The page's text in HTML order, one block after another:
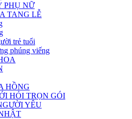
PHỤ NỮ
TANG LỄ
trẻ tuổi
phúng viếng
HỒNG
HỎI TRỌN GÓI
YÊU